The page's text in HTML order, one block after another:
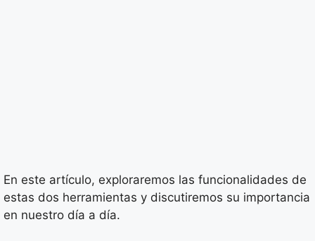
En este artículo, exploraremos las funcionalidades de
estas dos herramientas y discutiremos su importancia
en nuestro día a día.